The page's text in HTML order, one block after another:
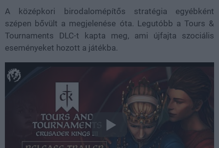
A középkori birodalomépítős stratégia egyébként
szépen bővült a megjelenése óta. Legutóbb a Tours &
Tournaments DLC-t kapta meg, ami újfajta szociális
eseményeket hozott a játékba.